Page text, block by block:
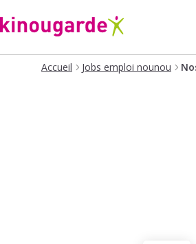
Accueil Jobs emploi nounou